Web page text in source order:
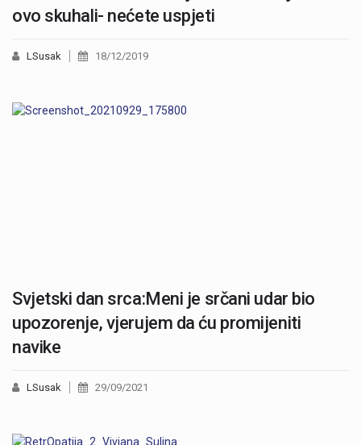
ovo skuhali- nećete uspjeti
LSusak 18/12/2019
Svjetski dan srca:Meni je srčani udar bio
upozorenje, vjerujem da ću promijeniti
navike
LSusak 29/09/2021